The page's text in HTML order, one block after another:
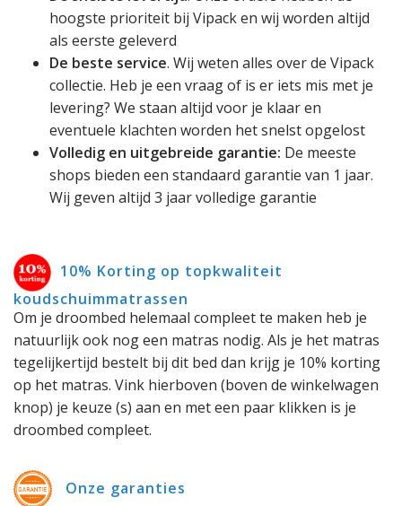
hoogste prioriteit bij Vipack en wij worden altijd
als eerste geleverd
De beste service. Wij weten alles over de Vipack
collectie. Heb je een vraag of is er iets mis met je
levering? We staan altijd voor je klaar en
eventuele klachten worden het snelst opgelost
Volledig en uitgebreide garantie: De meeste
shops bieden een standaard garantie van 1 jaar.
Wij geven altijd 3 jaar volledige garantie
10% Korting op topkwaliteit
koudschuimmatrassen
Om je droombed helemaal compleet te maken heb je
natuurlijk ook nog een matras nodig. Als je het matras
tegelijkertijd bestelt bij dit bed dan krijg je 10% korting
op het matras. Vink hierboven (boven de winkelwagen
knop) je keuze (s) aan en met een paar klikken is je
droombed compleet.
Onze garanties